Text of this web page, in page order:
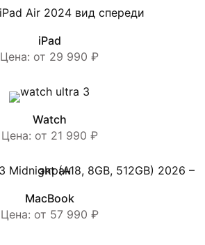
iPad
Цена: от 29 990 ₽
Watch
Цена: от 21 990 ₽
MacBook
Цена: от 57 990 ₽